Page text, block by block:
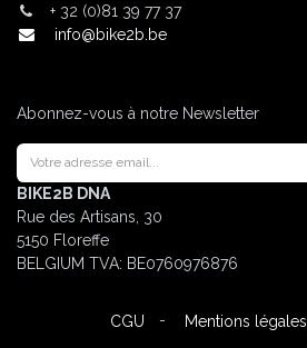
+ 32 (0)81 39 77 37
info@bike2b.be
Abonnez-vous à notre Newsletter
BIKE2B DNA
Rue des Artisans, 30
5150 Floreffe
BELGIUM TVA: BE0760976876
CGU - Mentions légales